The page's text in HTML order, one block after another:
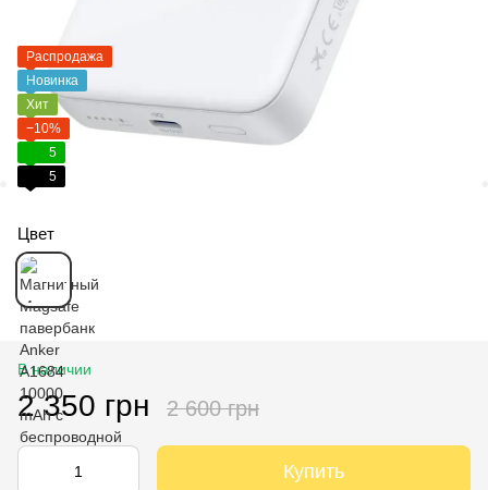
Распродажа
Новинка
Хит
−10%
5
5
Цвет
В наличии
2 350 грн 2 600 грн
Купить